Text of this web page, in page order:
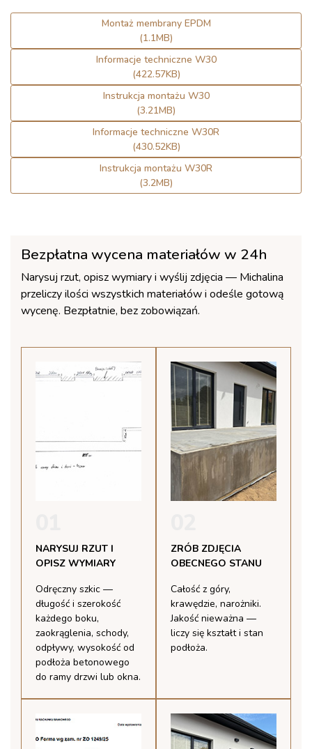
Montaż membrany EPDM
(1.1MB)
Informacje techniczne W30
(422.57KB)
Instrukcja montażu W30
(3.21MB)
Informacje techniczne W30R
(430.52KB)
Instrukcja montażu W30R
(3.2MB)
Bezpłatna wycena materiałów w 24h
Narysuj rzut, opisz wymiary i wyślij zdjęcia — Michalina
przeliczy ilości wszystkich materiałów i odeśle gotową
wycenę. Bezpłatnie, bez zobowiązań.
NARYSUJ RZUT I
OPISZ WYMIARY
Odręczny szkic —
długość i szerokość
każdego boku,
zaokrąglenia, schody,
odpływy, wysokość od
podłoża betonowego
do ramy drzwi lub okna.
ZRÓB ZDJĘCIA
OBECNEGO STANU
Całość z góry,
krawędzie, narożniki.
Jakość nieważna —
liczy się kształt i stan
podłoża.